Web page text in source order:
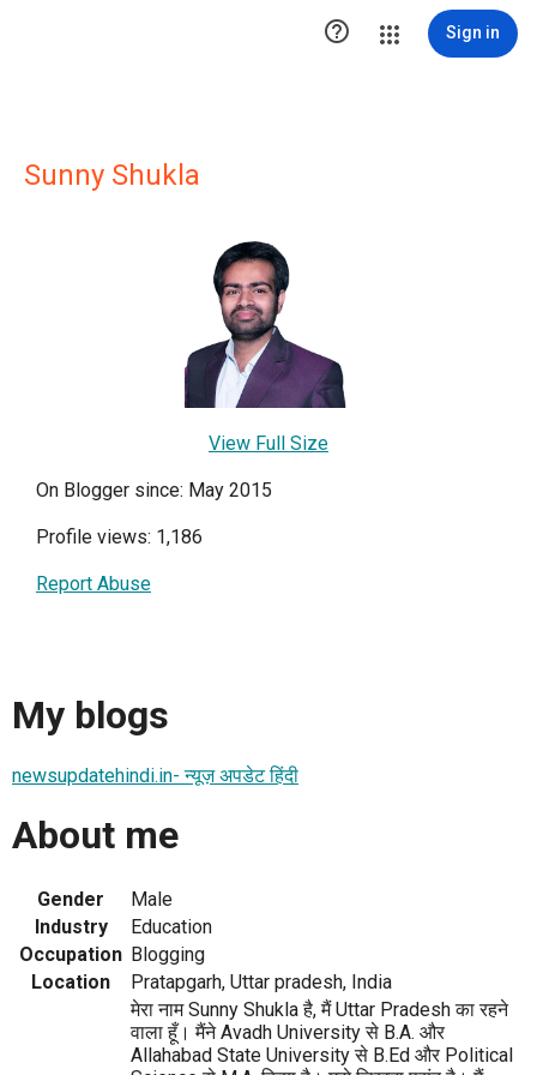
 Sign in
Sunny Shukla
View Full Size
On Blogger since: May 2015
Profile views: 1,186
Report Abuse
My blogs
newsupdatehindi.in- न्यूज़ अपडेट हिंदी
About me
Gender
Male
Industry
Education
Occupation Blogging
Location
Pratapgarh, Uttar pradesh, India
मेरा नाम Sunny Shukla है, मैं Uttar Pradesh का रहने
वाला हूँ। मैंने Avadh University से B.A. और
Allahabad State University से B.Ed और Political